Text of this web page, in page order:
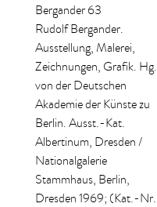
Bergander 63
Rudolf Bergander.
Ausstellung, Malerei,
Zeichnungen, Grafik. Hg.
von der Deutschen
Akademie der Künste zu
Berlin. Ausst.-Kat.
Albertinum, Dresden /
Nationalgalerie
Stammhaus, Berlin,
Dresden 1969; (Kat.-Nr.